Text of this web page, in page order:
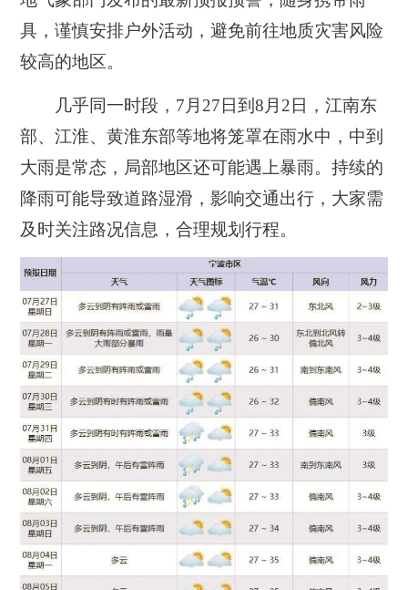
具，谨慎安排户外活动，避免前往地质灾害风险
较高的地区。
几乎同一时段，7月27日到8月2日，江南东
部、江淮、黄淮东部等地将笼罩在雨水中，中到
大雨是常态，局部地区还可能遇上暴雨。持续的
降雨可能导致道路湿滑，影响交通出行，大家需
及时关注路况信息，合理规划行程。